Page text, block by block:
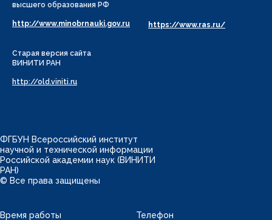
высшего образования РФ
http://www.minobrnauki.gov.ru https://www.ras.ru/
Старая версия сайта
ВИНИТИ РАН
http://old.viniti.ru
ФГБУН Всероссийский институт
научной и технической информации
Российской академии наук (ВИНИТИ
РАН)
© Все права защищены
Время работы Телефон